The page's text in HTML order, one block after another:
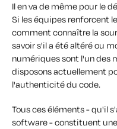
Il en va de même pour le
Si les équipes renforcent
comment connaître la
savoir s'il a été altéré ou
numériques sont l'un des
disposons actuellement
l'authenticité du code.
Tous ces éléments - qu'il
software - constituent